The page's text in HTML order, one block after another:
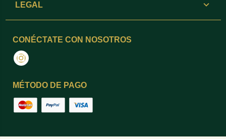
LEGAL
CONÉCTATE CON NOSOTROS
Instagram
MÉTODO DE PAGO